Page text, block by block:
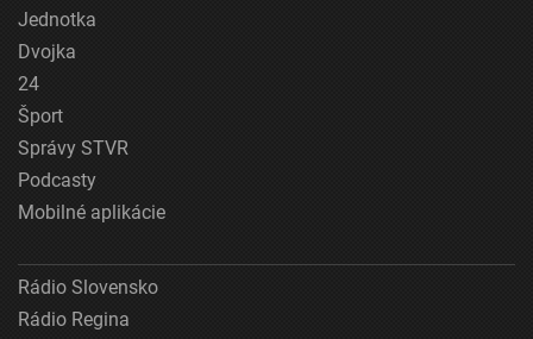
Jednotka
Dvojka
24
Šport
Správy STVR
Podcasty
Mobilné aplikácie
Rádio Slovensko
Rádio Regina